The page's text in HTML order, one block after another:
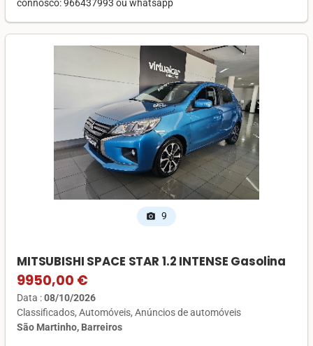
connosco: 966437993 ou whatsapp
photo_camera 9
MITSUBISHI SPACE STAR 1.2 INTENSE Gasolina
9950,00 €
Data :08/10/2026
Classificados Automóveis Anúncios de automóveis
São Martinho, Barreiros